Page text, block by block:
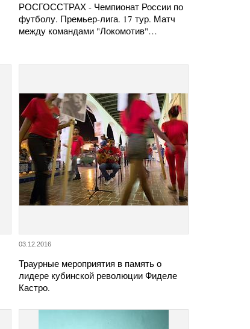
РОСГОССТРАХ - Чемпионат России по
футболу. Премьер-лига. 17 тур. Матч
между командами "Локомотив"…
03.12.2016
Траурные мероприятия в память о
лидере кубинской революции Фиделе
Кастро.